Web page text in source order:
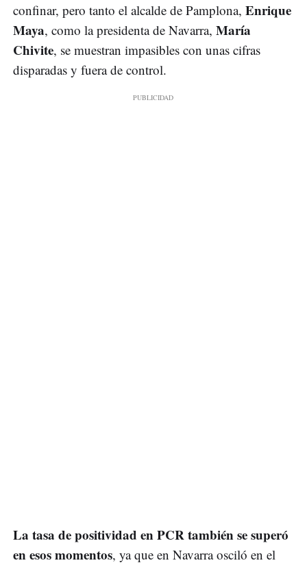
confinar, pero tanto el alcalde de Pamplona, Enrique
Maya, como la presidenta de Navarra, María
Chivite, se muestran impasibles con unas cifras
disparadas y fuera de control.
La tasa de positividad en PCR también se superó
en esos momentos, ya que en Navarra osciló en el